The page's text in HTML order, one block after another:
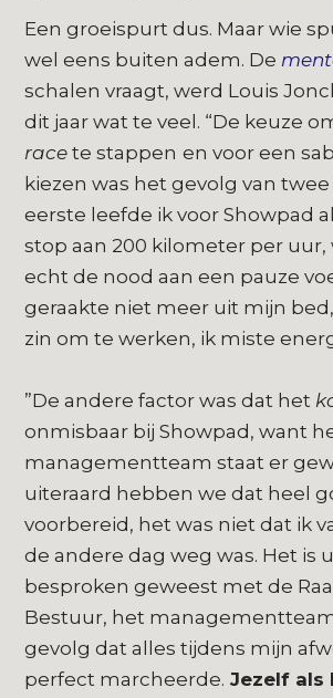
Een groeispurt dus. Maar wie
wel eens buiten adem. De
schalen vraagt, werd Louis
dit jaar wat te veel. “De keuze
racete stappen en voor een
kiezen was het gevolg van
eerste leefde ik voor Showpad
stop aan 200 kilometer per uur,
echt de nood aan een pauze
geraakte niet meer uit mijn
zin om te werken, ik miste
”De andere factor was dat het
onmisbaar bij Showpad, want
managementteam staat er
uiteraard hebben we dat heel
voorbereid, het was niet dat ik
de andere dag weg was. Het is
besproken geweest met de
Bestuur, het
gevolg dat alles tijdens mijn
perfect marcheerde. Jezelf als